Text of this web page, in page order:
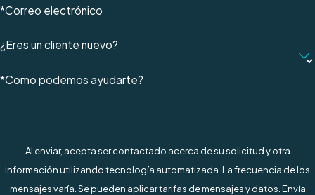
*Correo electrónico
¿Eres un cliente nuevo?
*Como podemos ayudarte?
Al enviar, acepta ser contactado acerca de su solicitud y otra
información utilizando tecnología automatizada. La frecuencia de los
mensajes varía. Se pueden aplicar tarifas de mensajes y datos. Envía